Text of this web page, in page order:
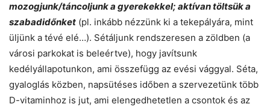
mozogjunk/táncoljunk a gyerekekkel; aktívan töltsük a
szabadidőnket (pl. inkább nézzünk ki a tekepályára, mint
üljünk a tévé elé…). Sétáljunk rendszeresen a zöldben (a
városi parkokat is beleértve), hogy javítsunk
kedélyállapotunkon, ami összefügg az evési vággyal. Séta,
gyaloglás közben, napsütéses időben a szervezetünk több
D-vitaminhoz is jut, ami elengedhetetlen a csontok és az